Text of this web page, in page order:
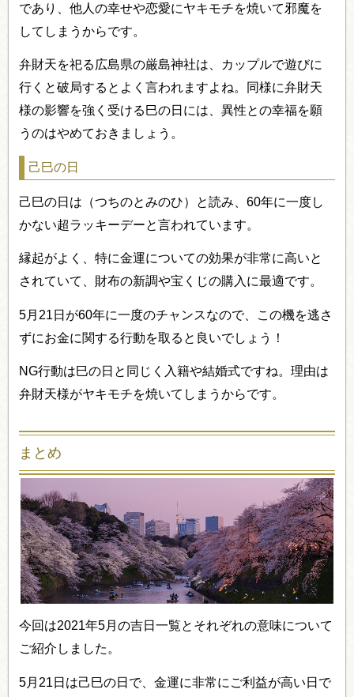
であり、他人の幸せや恋愛にヤキモチを焼いて邪魔を
してしまうからです。
弁財天を祀る広島県の厳島神社は、カップルで遊びに
行くと破局するとよく言われますよね。同様に弁財天
様の影響を強く受ける巳の日には、異性との幸福を願
うのはやめておきましょう。
己巳の日
己巳の日は（つちのとみのひ）と読み、60年に一度し
かない超ラッキーデーと言われています。
縁起がよく、特に金運についての効果が非常に高いと
されていて、財布の新調や宝くじの購入に最適です。
5月21日が60年に一度のチャンスなので、この機を逃さ
ずにお金に関する行動を取ると良いでしょう！
NG行動は巳の日と同じく入籍や結婚式ですね。理由は
弁財天様がヤキモチを焼いてしまうからです。
まとめ
今回は2021年5月の吉日一覧とそれぞれの意味について
ご紹介しました。
5月21日は己巳の日で、金運に非常にご利益が高い日で